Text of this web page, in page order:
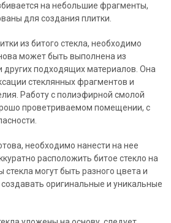
на небольшие фрагменты,
для создания плитки.
из битого стекла, необходимо
может быть выполнена из
подходящих материалов. Она
стеклянных фрагментов и
Работу с полиэфирной смолой
проветриваемом помещении, с
необходимо нанести на нее
расположить битое стекло на
могут быть разного цвета и
оригинальные и уникальные